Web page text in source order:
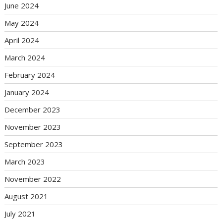
June 2024
May 2024
April 2024
March 2024
February 2024
January 2024
December 2023
November 2023
September 2023
March 2023
November 2022
August 2021
July 2021